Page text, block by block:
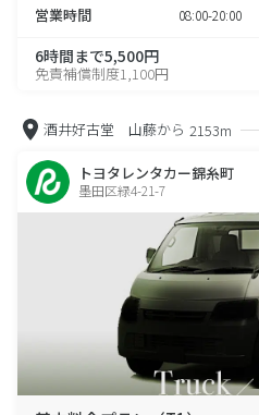
営業時間 08:00-20:00
6時間まで5,500円
免責補償制度1,100円
酒井好古堂 山藤から 2153m
トヨタレンタカー錦糸町
墨田区緑4-21-7